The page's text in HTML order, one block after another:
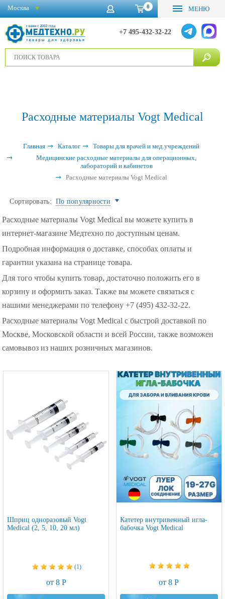
0 МЕНЮ
+7 495-432-32-22
Москва
Расходные материалы Vogt Medical
Главная Каталог
Товары для врачей и мед.учреждений
Медицинские расходные материалы для операционных,
лабораторий и кабинетов
Расходные материалы Vogt Medical
Сортировать: По популярности
Расходные материалы Vogt Medical вы можете купить в
интернет-магазине Медтехно по доступным ценам.
Подробная информация о доставке, способах оплаты и
гарантии указана на странице товара.
Для того чтобы купить товар, достаточно положить его в
корзину и оформить заказ. Также вы можете связаться с
нашими менеджерами по телефону +7 (495) 432-32-22.
Расходные материалы Vogt Medical с быстрой доставкой по
Москве, Московской области и всей России, также возможен
самовывоз из наших розничных магазинов.
Шприц одноразовый Vogt
Medical (2, 5, 10, 20 мл)
(1)
от 8 Р
Катетер внутривенный игла-
бабочка Vogt Medical
от 8 Р